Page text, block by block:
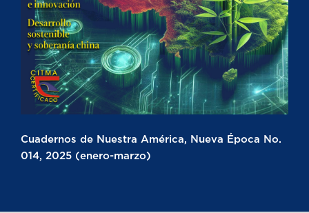
Cuadernos de Nuestra América, Nueva Época No.
014, 2025 (enero-marzo)